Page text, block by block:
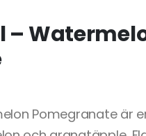
–
Pomegranate är